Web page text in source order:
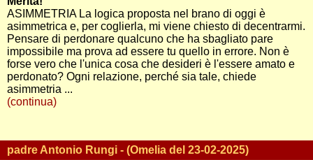
ASIMMETRIA La logica proposta nel brano di oggi è
asimmetrica e, per coglierla, mi viene chiesto di decentrarmi.
Pensare di perdonare qualcuno che ha sbagliato pare
impossibile ma prova ad essere tu quello in errore. Non è
forse vero che l'unica cosa che desideri è l'essere amato e
perdonato? Ogni relazione, perché sia tale, chiede
asimmetria ...
(continua)
padre Antonio Rungi - (Omelia del 23-02-2025)